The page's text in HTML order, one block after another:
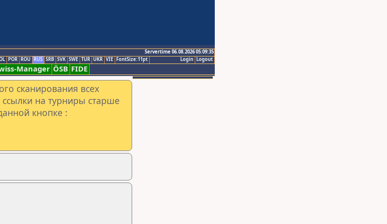
Servertime 06.08.2026 05:09:35
Logout
Login
POR ROU RUS SRB SVK SWE TUR UKR VIE FontSize:11pt
Manager ÖSB FIDE
сканирования всех
на турниры старше
кнопке :